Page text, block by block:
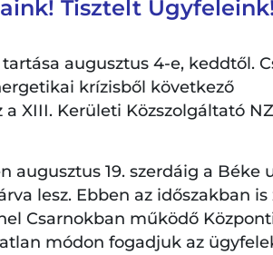
Tisztelt
augusztus 4-e, keddtől.
krízisből következő
XIII. Kerületi Közszolgáltató
19. szerdáig a Béke
lesz. Ebben az időszakban
Csarnokban működő
módon fogadjuk az